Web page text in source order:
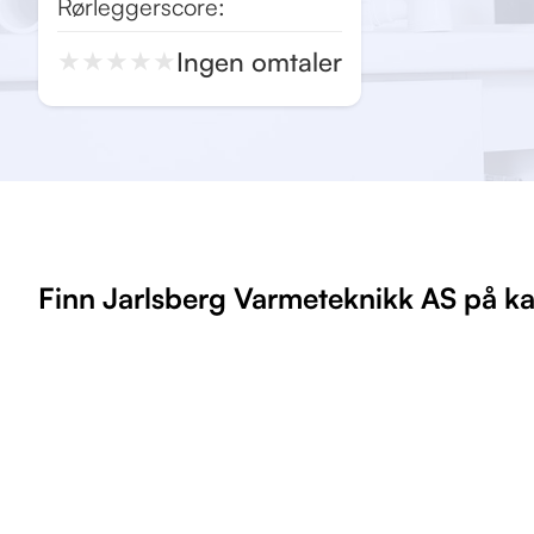
Rørleggerscore:
★ ★ ★ ★ ★ Ingen omtaler
Finn Jarlsberg Varmeteknikk AS på